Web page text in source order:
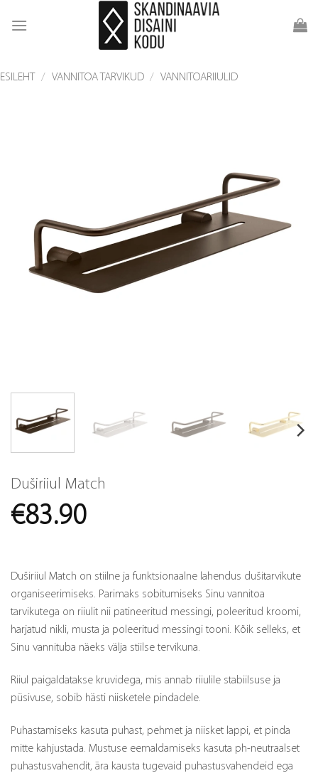
ESILEHT / VANNITOA TARVIKUD / VANNITOARIIULID
Duširiiul Match
€83.90
Duširiiul Match on stiilne ja funktsionaalne lahendus dušitarvikute
organiseerimiseks. Parimaks sobitumiseks Sinu vannitoa
tarvikutega on riiulit nii patineeritud messingi, poleeritud kroomi,
harjatud nikli, musta ja poleeritud messingi tooni. Kõik selleks, et
Sinu vannituba näeks välja stiilse tervikuna.
Riiul paigaldatakse kruvidega, mis annab riiulile stabiilsuse ja
püsivuse, sobib hästi niisketele pindadele.
Puhastamiseks kasuta puhast, pehmet ja niisket lappi, et pinda
mitte kahjustada. Mustuse eemaldamiseks kasuta ph-neutraalset
puhastusvahendit, ära kausta tugevaid puhastusvahendeid ega